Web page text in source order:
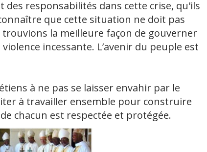
des responsabilités dans cette crise, qu'ils
que cette situation ne doit pas
la meilleure façon de gouverner
incessante. L’avenir du peuple est
à ne pas se laisser envahir par le
à travailler ensemble pour construire
chacun est respectée et protégée.